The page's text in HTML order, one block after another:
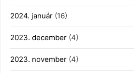
2024. január (16)
2023. december (4)
2023. november (4)